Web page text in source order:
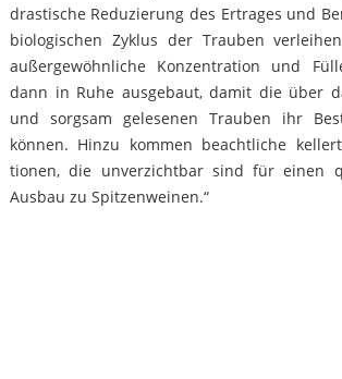
drastische Re­duzierung des Ertrages und
biologischen Zyklus der Trauben
außergewöhnliche Konzentration und
dann in Ruhe ausgebaut, damit die über
und sorgsam gelesenen Trauben ihr
können. Hinzu kommen beachtliche
tionen, die unverzichtbar sind für einen
Ausbau zu Spitzen­weinen.“